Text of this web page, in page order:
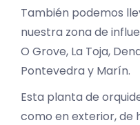
También podemos
nuestra zona de
O Grove, La Toja,
Pontevedra y Marín.
Esta planta de
como en exterior, de